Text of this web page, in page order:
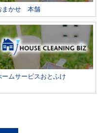
まかせ 本舗
ームサービスおとふけ